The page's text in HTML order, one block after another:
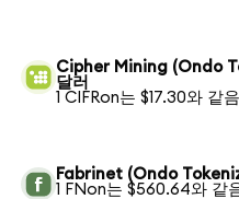
Cipher Mining (Ondo
달러
1 CIFRon는 $17.30와 같음
Fabrinet (Ondo
1 FNon는 $560.64와 같